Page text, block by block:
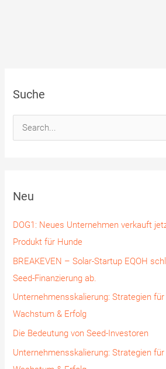
Suche
e
c
h
:
Neu
DOG1: Neues Unternehmen verkauft
Produkt für Hunde
BREAKEVEN – Solar-Startup EQOH
Seed-Finanzierung ab.
Unternehmensskalierung: Strategien
Wachstum & Erfolg
Die Bedeutung von Seed-Investoren
Unternehmensskalierung: Strategien